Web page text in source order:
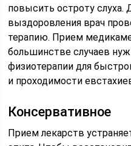
повысить остроту слуха.
выздоровления врач
терапию. Прием
большинстве случаев
физиотерапии для
и проходимости
Консервативное
Прием лекарств